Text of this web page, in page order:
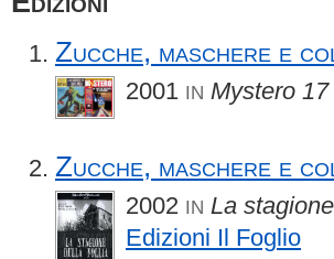
Zucche, maschere e
2001 IN Mystero 17
Zucche, maschere e
2002 IN La
Edizioni Il Foglio